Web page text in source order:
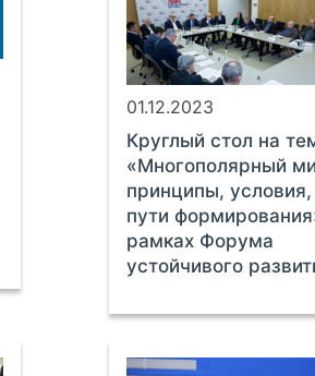
01.12.2023
Круглый стол на
«Многополярный
принципы, условия,
пути
рамках Форума
устойчивого